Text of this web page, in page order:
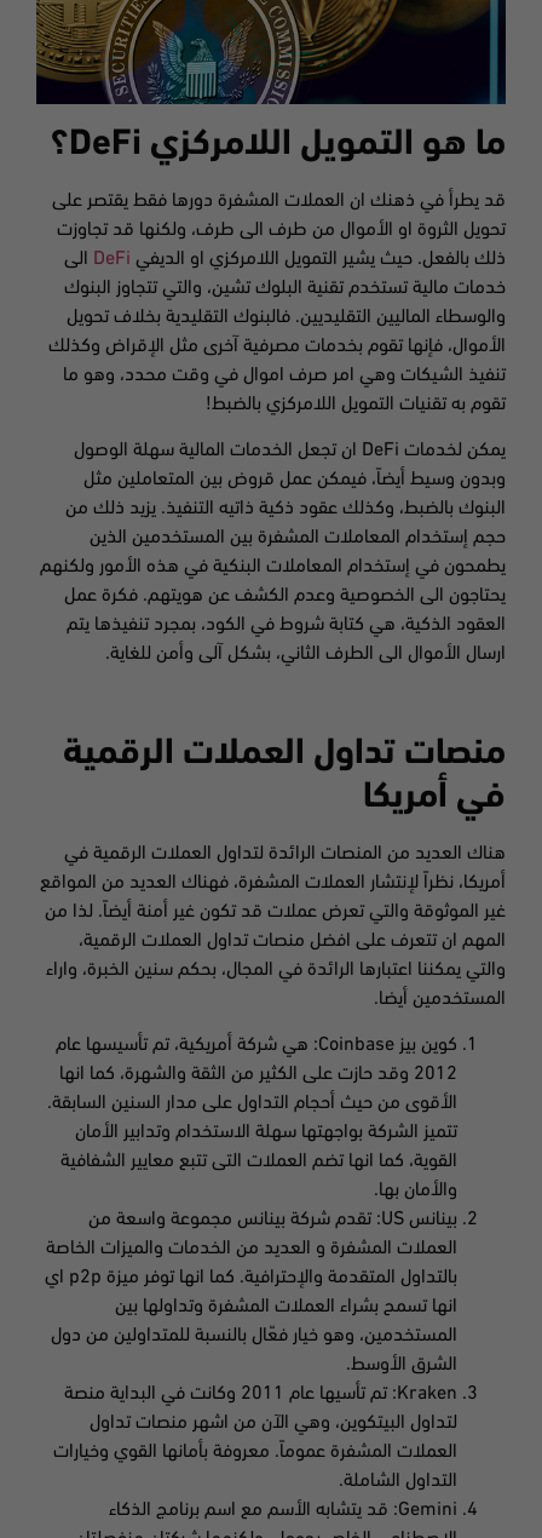
ما هو التمويل اللامركزي DeFi؟
قد يطرأ في ذهنك ان العملات المشفرة دورها فقط يقتصر على
تحويل الثروة او الأموال من طرف الى طرف، ولكنها قد تجاوزت
ذلك بالفعل. حيث يشير التمويل اللامركزي او الديفي DeFi
الى
خدمات مالية تستخدم تقنية البلوك تشين، والتي تتجاوز البنوك
والوسطاء الماليين التقليديين. فالبنوك التقليدية بخلاف تحويل
الأموال، فإنها تقوم بخدمات مصرفية آخرى مثل الإقراض وكذلك
تنفيذ الشيكات وهي امر صرف اموال في وقت محدد، وهو ما
تقوم به تقنيات التمويل اللامركزي بالضبط!
يمكن لخدمات DeFi ان تجعل الخدمات المالية سهلة الوصول
وبدون وسيط أيضاً، فيمكن عمل قروض بين المتعاملين مثل
البنوك بالضبط، وكذلك عقود ذكية ذاتيه التنفيذ. يزيد ذلك من
حجم إستخدام المعاملات المشفرة بين المستخدمين الذين
يطمحون في إستخدام المعاملات البنكية في هذه الأمور ولكنهم
يحتاجون الى الخصوصية وعدم الكشف عن هويتهم. فكرة عمل
العقود الذكية، هي كتابة شروط في الكود، بمجرد تنفيذها يتم
ارسال الأموال الى الطرف الثاني، بشكل آلى وأمن للغاية.
منصات تداول العملات الرقمية
في أمريكا
هناك العديد من المنصات الرائدة لتداول العملات الرقمية في
أمريكا، نظراً لإنتشار العملات المشفرة، فهناك العديد من المواقع
غير الموثوقة والتي تعرض عملات قد تكون غير أمنة أيضاً. لذا من
المهم ان تتعرف على افضل منصات تداول العملات الرقمية،
والتي يمكننا اعتبارها الرائدة في المجال، بحكم سنين الخبرة، واراء
المستخدمين أيضا.
كوين بيز Coinbase: هي شركة أمريكية، تم تأسيسها عام
2012 وقد حازت على الكثير من الثقة والشهرة، كما انها
الأقوى من حيث أحجام التداول على مدار السنين السابقة.
تتميز الشركة بواجهتها سهلة الاستخدام وتدابير الأمان
القوية، كما انها تضم العملات التى تتبع معايير الشفافية
والأمان بها.
بينانس US: تقدم شركة بينانس مجموعة واسعة من
العملات المشفرة و العديد من الخدمات والميزات الخاصة
بالتداول المتقدمة والإحترافية. كما انها توفر ميزة p2p اي
انها تسمح بشراء العملات المشفرة وتداولها بين
المستخدمين، وهو خيار فعّال بالنسبة للمتداولين من دول
الشرق الأوسط.
Kraken: تم تأسيها عام 2011 وكانت في البداية منصة
لتداول البيتكوين، وهي الآن من اشهر منصات تداول
العملات المشفرة عموماً. معروفة بأمانها القوي وخيارات
التداول الشاملة.
Gemini: قد يتشابه الأسم مع اسم برنامج الذكاء